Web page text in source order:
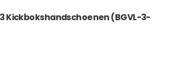
3 Kickbokshandschoenen (BGVL-3-